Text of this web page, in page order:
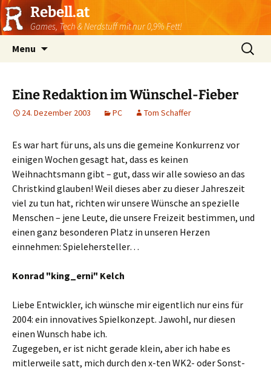
Rebell.at
Games, Tech & Nerdstuff mit nur 0,9% Fett!
Menu
Suchen
nach:
Eine Redaktion im Wünschel-Fieber
24. Dezember 2003 PC Tom Schaffer
Es war hart für uns, als uns die gemeine Konkurrenz vor
einigen Wochen gesagt hat, dass es keinen
Weihnachtsmann gibt – gut, dass wir alle sowieso an das
Christkind glauben! Weil dieses aber zu dieser Jahreszeit
viel zu tun hat, richten wir unsere Wünsche an spezielle
Menschen – jene Leute, die unsere Freizeit bestimmen, und
einen ganz besonderen Platz in unseren Herzen
einnehmen: Spielehersteller…
Konrad "king_erni" Kelch
Liebe Entwickler, ich wünsche mir eigentlich nur eins für
2004: ein innovatives Spielkonzept. Jawohl, nur diesen
einen Wunsch habe ich.
Zugegeben, er ist nicht gerade klein, aber ich habe es
mitlerweile satt, mich durch den x-ten WK2- oder Sonst-